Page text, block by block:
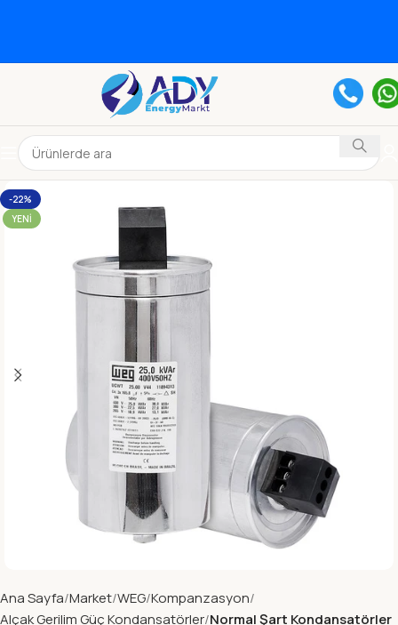
-22%
YENI
Ana Sayfa Market WEG Kompanzasyon
Alçak Gerilim Güç Kondansatörler Normal Şart Kondansatörler